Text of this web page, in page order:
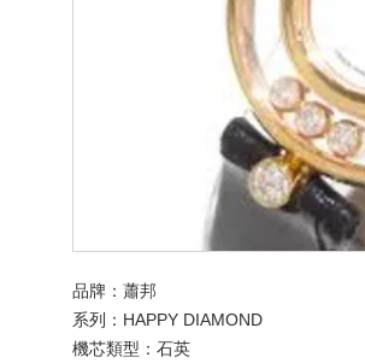
品牌：蕭邦
系列：HAPPY DIAMOND
機芯類型：石英